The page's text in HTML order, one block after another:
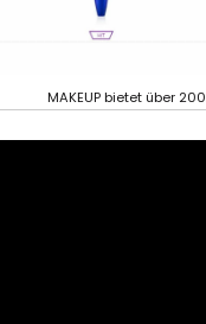
MAKEUP bietet über